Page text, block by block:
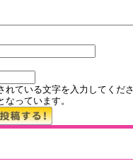
れている文字を入力してくだ
なっています。